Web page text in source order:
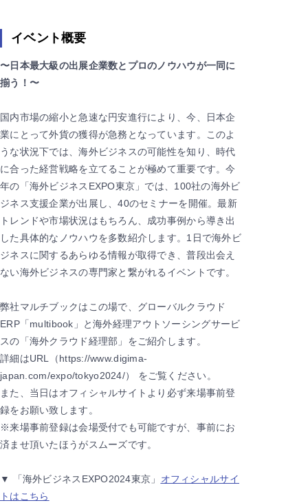
イベント概要
〜日本最大級の出展企業数とプロのノウハウが一同に
揃う！〜
国内市場の縮小と急速な円安進行により、今、日本企
業にとって外貨の獲得が急務となっています。このよ
うな状況下では、海外ビジネスの可能性を知り、時代
に合った経営戦略を立てることが極めて重要です。今
年の「海外ビジネスEXPO東京」では、100社の海外ビ
ジネス支援企業が出展し、40のセミナーを開催。最新
トレンドや市場状況はもちろん、成功事例から導き出
した具体的なノウハウを多数紹介します。1⽇で海外ビ
ジネスに関するあらゆる情報が取得でき、普段出会え
ない海外ビジネスの専門家と繋がれるイベントです。
弊社マルチブックはこの場で、グローバルクラウド
ERP「multibook」と海外経理アウトソーシングサービ
スの「海外クラウド経理部」をご紹介します。
詳細はURL（https://www.digima-
japan.com/expo/tokyo2024/） をご覧ください。
また、当⽇はオフィシャルサイトより必ず来場事前登
録をお願い致します。
※来場事前登録は会場受付でも可能ですが、事前にお
済ませ頂いたほうがスムーズです。
▼ 「海外ビジネスEXPO2024東京」 オフィシャルサイ
トはこちら